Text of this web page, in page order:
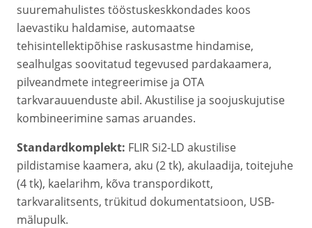
suuremahulistes tööstuskeskkondades koos
laevastiku haldamise, automaatse
tehisintellektipõhise raskusastme hindamise,
sealhulgas soovitatud tegevused pardakaamera,
pilveandmete integreerimise ja OTA
tarkvarauuenduste abil. Akustilise ja soojuskujutise
kombineerimine samas aruandes.
Standardkomplekt: FLIR Si2-LD akustilise
pildistamise kaamera, aku (2 tk), akulaadija, toitejuhe
(4 tk), kaelarihm, kõva transpordikott,
tarkvaralitsents, trükitud dokumentatsioon, USB-
mälupulk.